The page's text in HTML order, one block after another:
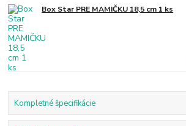
Box Star PRE MAMIČKU 18,5 cm 1 ks
Kompletné špecifikácie